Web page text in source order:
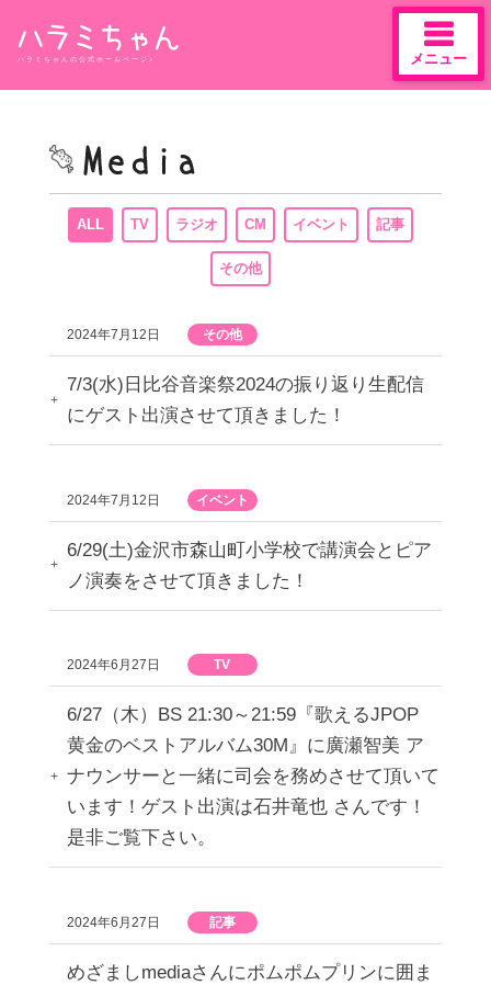
content
ハラミちゃんの公式ホームページ♪ メニュー
ALL TV ラジオ CM イベント 記事
その他
2024年7月12日 その他
7/3(水)日比谷音楽祭2024の振り返り生配信
にゲスト出演させて頂きました！
2024年7月12日 イベント
6/29(土)金沢市森山町小学校で講演会とピア
ノ演奏をさせて頂きました！
2024年6月27日 TV
6/27（木）BS 21:30～21:59『歌えるJPOP
黄金のベストアルバム30M』に廣瀬智美 ア
ナウンサーと一緒に司会を務めさせて頂いて
います！ゲスト出演は石井竜也 さんです！
是非ご覧下さい。
2024年6月27日 記事
めざましmediaさんにポムポムプリンに囲ま